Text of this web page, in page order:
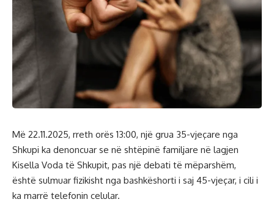
Më 22.11.2025, rreth orës 13:00, një grua 35-vjeçare nga
Shkupi ka denoncuar se në shtëpinë familjare në lagjen
Kisella Voda të Shkupit, pas një debati të mëparshëm,
është sulmuar fizikisht nga bashkëshorti i saj 45-vjeçar, i cili i
ka marrë telefonin celular.